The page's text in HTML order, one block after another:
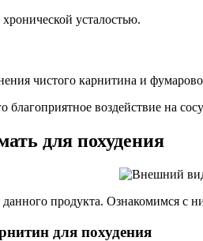
усталостью.
чистого карнитина и
благоприятное воздействие на
для похудения
продукта. Ознакомимся с
для похудения